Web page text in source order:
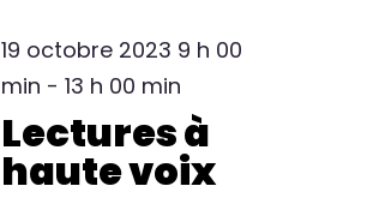
19 octobre 2023 9 h 00
min - 13 h 00 min
Lectures à
haute voix